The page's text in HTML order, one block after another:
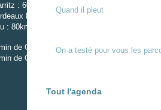
Quand il pleut
On a testé pour vous les
Tout l'agenda
: 60km
Mérignac : 110km
: 80km
de Gare de Dax
de Gare de Mont-de-Marsan